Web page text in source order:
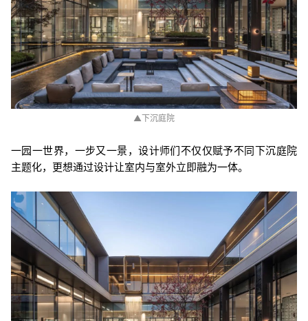
▲下沉庭院
一园一世界，一步又一景，设计师们不仅仅赋予不同下沉庭院
主题化，更想通过设计让室内与室外立即融为一体。